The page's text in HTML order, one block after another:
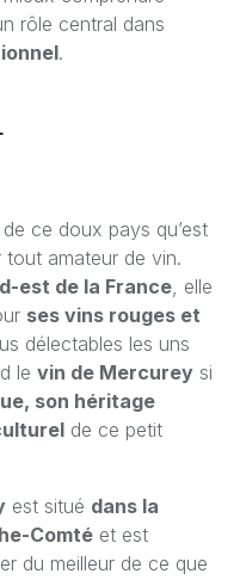
rôle central dans
.
ce doux pays qu’est
amateur de vin.
est de la France, elle
ses vins rouges et
délectables les uns
le vin de Mercurey si
son héritage
de ce petit
est situé dans la
Comté et est
du meilleur de ce que